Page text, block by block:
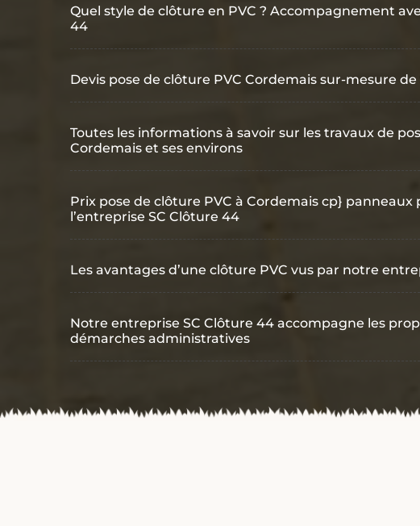
Quel style de clôture en PVC ? Accompagnement
44
Devis pose de clôture PVC Cordemais sur-mesure
Toutes les informations à savoir sur les travaux de
Cordemais et ses environs
Prix pose de clôture PVC à Cordemais cp} panneaux
l’entreprise SC Clôture 44
Les avantages d’une clôture PVC vus par notre
Notre entreprise SC Clôture 44 accompagne les
démarches administratives